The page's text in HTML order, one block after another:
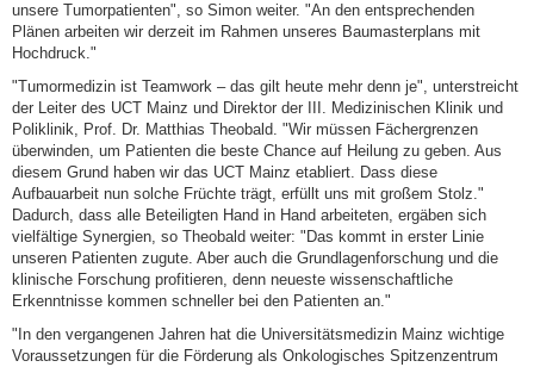
unsere Tumorpatienten", so Simon weiter. "An den entsprechenden
Plänen arbeiten wir derzeit im Rahmen unseres Baumasterplans mit
Hochdruck."
"Tumormedizin ist Teamwork – das gilt heute mehr denn je", unterstreicht
der Leiter des UCT Mainz und Direktor der III. Medizinischen Klinik und
Poliklinik, Prof. Dr. Matthias Theobald. "Wir müssen Fächergrenzen
überwinden, um Patienten die beste Chance auf Heilung zu geben. Aus
diesem Grund haben wir das UCT Mainz etabliert. Dass diese
Aufbauarbeit nun solche Früchte trägt, erfüllt uns mit großem Stolz."
Dadurch, dass alle Beteiligten Hand in Hand arbeiteten, ergäben sich
vielfältige Synergien, so Theobald weiter: "Das kommt in erster Linie
unseren Patienten zugute. Aber auch die Grundlagenforschung und die
klinische Forschung profitieren, denn neueste wissenschaftliche
Erkenntnisse kommen schneller bei den Patienten an."
"In den vergangenen Jahren hat die Universitätsmedizin Mainz wichtige
Voraussetzungen für die Förderung als Onkologisches Spitzenzentrum